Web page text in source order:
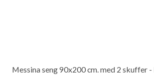
Messina seng 90x200 cm. med 2 skuffer